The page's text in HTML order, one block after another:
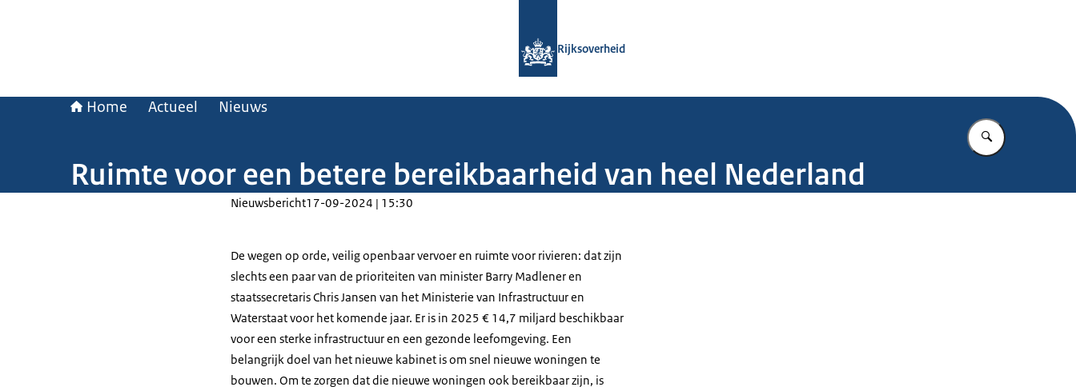
Rijksoverheid
Home Actueel Nieuws
Vul in wat u
Ruimte voor een betere bereikbaarheid van heel Nederland
Nieuwsbericht17-09-2024 | 15:30
De wegen op orde, veilig openbaar vervoer en ruimte voor rivieren: dat zijn
slechts een paar van de prioriteiten van minister Barry Madlener en
staatssecretaris Chris Jansen van het Ministerie van Infrastructuur en
Waterstaat voor het komende jaar. Er is in 2025 € 14,7 miljard beschikbaar
voor een sterke infrastructuur en een gezonde leefomgeving. Een
belangrijk doel van het nieuwe kabinet is om snel nieuwe woningen te
bouwen. Om te zorgen dat die nieuwe woningen ook bereikbaar zijn, is